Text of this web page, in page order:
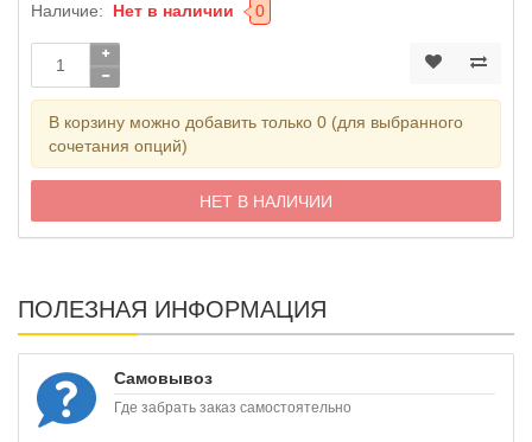
Наличие: Нет в наличии 0
В корзину можно добавить только 0 (для выбранного
сочетания опций)
НЕТ В НАЛИЧИИ
ПОЛЕЗНАЯ ИНФОРМАЦИЯ
Самовывоз
Где забрать заказ самостоятельно